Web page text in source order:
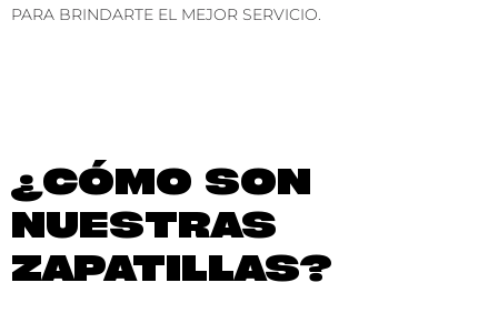
PARA BRINDARTE EL MEJOR SERVICIO.
¿CÓMO SON
NUESTRAS
ZAPATILLAS?